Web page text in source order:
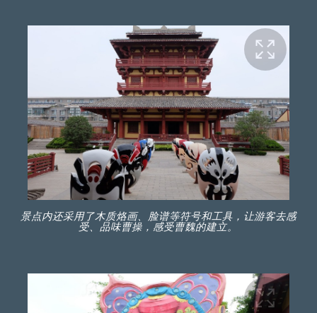
景点内还采用了木质烙画、脸谱等符号和工具，让游客去感
受、品味曹操，感受曹魏的建立。